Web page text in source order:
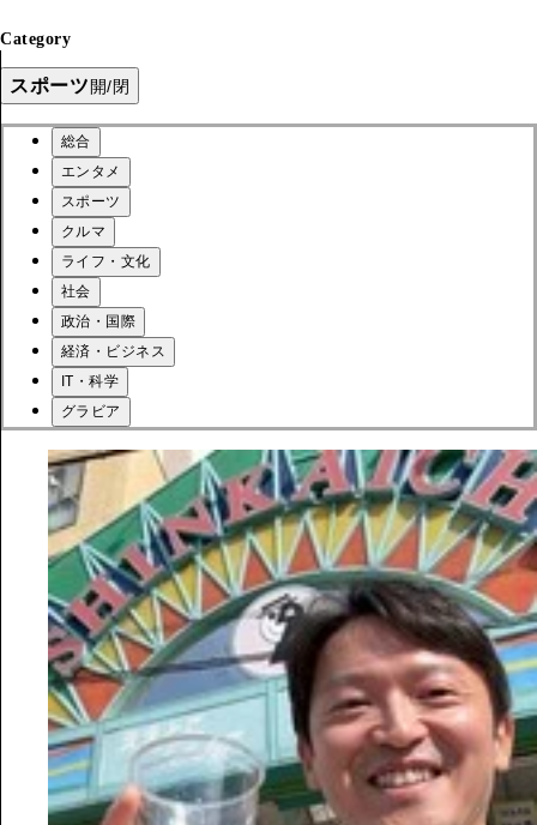
Category
スポーツ開/閉
総合
エンタメ
スポーツ
クルマ
ライフ・文化
社会
政治・国際
経済・ビジネス
IT・科学
グラビア